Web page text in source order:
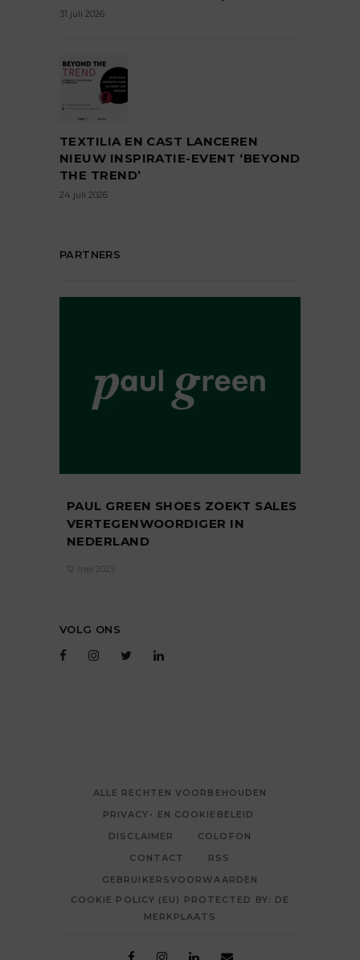
31 juli 2026
TEXTILIA EN CAST LANCEREN
NIEUW INSPIRATIE-EVENT ‘BEYOND
THE TREND’
24 juli 2026
PARTNERS
PAUL GREEN SHOES ZOEKT SALES
VERTEGENWOORDIGER IN
NEDERLAND
12 mei 2025
VOLG ONS
ALLE RECHTEN VOORBEHOUDEN
PRIVACY- EN COOKIEBELEID
DISCLAIMER
COLOFON
CONTACT
RSS
GEBRUIKERSVOORWAARDEN
COOKIE POLICY (EU) PROTECTED BY: DE
MERKPLAATS